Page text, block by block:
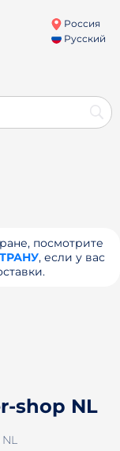
Россия
Русский
посмотрите
, если у вас
shop NL